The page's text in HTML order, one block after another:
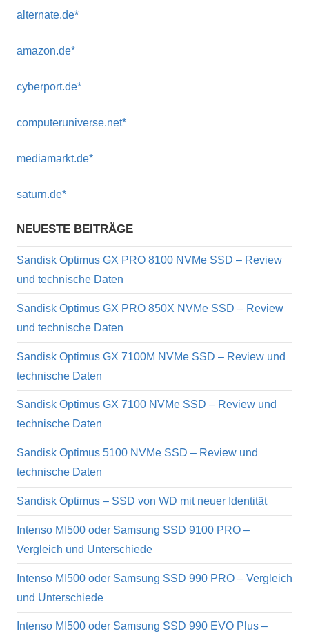
alternate.de*
amazon.de*
cyberport.de*
computeruniverse.net*
mediamarkt.de*
saturn.de*
NEUESTE BEITRÄGE
Sandisk Optimus GX PRO 8100 NVMe SSD – Review
und technische Daten
Sandisk Optimus GX PRO 850X NVMe SSD – Review
und technische Daten
Sandisk Optimus GX 7100M NVMe SSD – Review und
technische Daten
Sandisk Optimus GX 7100 NVMe SSD – Review und
technische Daten
Sandisk Optimus 5100 NVMe SSD – Review und
technische Daten
Sandisk Optimus – SSD von WD mit neuer Identität
Intenso MI500 oder Samsung SSD 9100 PRO –
Vergleich und Unterschiede
Intenso MI500 oder Samsung SSD 990 PRO – Vergleich
und Unterschiede
Intenso MI500 oder Samsung SSD 990 EVO Plus –